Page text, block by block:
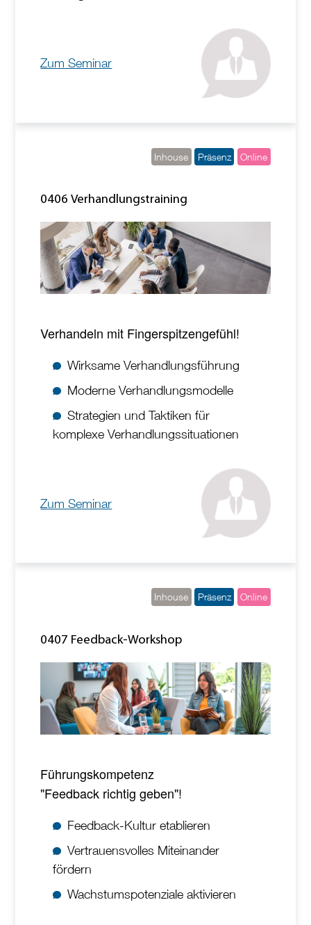
Zum Seminar
Inhouse Präsenz Online
0406 Verhandlungstraining
Verhandeln mit Fingerspitzengefühl!
Wirksame Verhandlungsführung
Moderne Verhandlungsmodelle
Strategien und Taktiken für
komplexe Verhandlungssituationen
Zum Seminar
Inhouse Präsenz Online
0407 Feedback-Workshop
Führungskompetenz
"Feedback richtig geben"!
Feedback-Kultur etablieren
Vertrauensvolles Miteinander
fördern
Wachstumspotenziale aktivieren